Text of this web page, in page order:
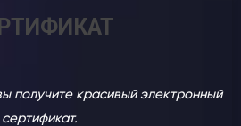
получите красивый электронный
сертификат.